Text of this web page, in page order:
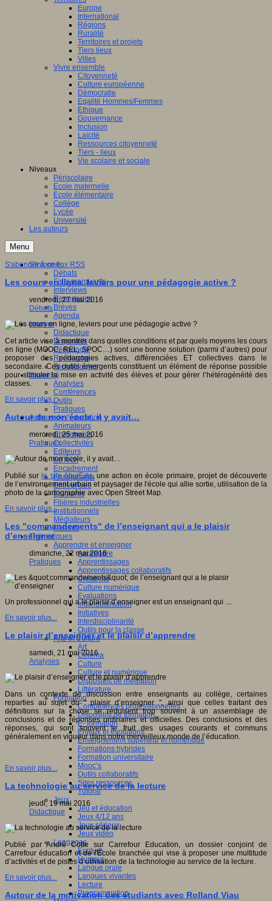
Europe
International
Régions
Ruralité
Territoires et projets
Tiers lieux
Villes
Vivre ensemble
Citoyenneté
Culture européenne
Démocratie
Egalité Hommes/Femmes
Ethique
Gouvernance
Inclusion
Laïcité
Ressources citoyenneté
Tiers - lieux
Vie scolaire et sociale
Niveaux
Périscolaire
Ecole maternelle
Ecole élémentaire
Collège
Lycée
Université
Les auteurs
Menu
S'informer
Débats
Faits marquants
Interviews
Reportages
Brèves
Agenda
Innover
Didactique
Dispositifs
Pédagogie
Recherche
Technologies
Savoir(s)
Analyses
Conférences
Outils
Pratiques
Acteurs de l'éducation
Animateurs
Chercheurs
Collectivités
Editeurs
EdTech
Encadrement
Enseignants
Entreprises
Etudiants
Filières industrielles
Institutionnels
Médiateurs
Parents
Thématiques
Apprendre et enseigner
Apprendre
Apprentissages
Apprentissages collaboratifs
Créativité
Culture numérique
Evaluations
Individualisation
Initiatives
Interdisciplinarité
Outils pour la classe
Arts et Culture
Art
Cinéma
Culture
Culture et numérique
Dispositifs de médiation
Littérature
Formation
Compétences professionnelles
Dispositifs de formation
E- formation
Enjeux et évolutions
Enseignement supérieur et numérique
Formations hybrides
Formation universitaire
Mooc’s
Outils collaboratifs
Sites ressources
Tutorat
Jeux
Jeu et éducation
Jeux 4/12 ans
Jeux sérieux
Jeux vidéo
Langages
Ecriture
Humour
Langue orale
Langues vivantes
Lecture
Programmation
S'abonner à ce flux RSS
Les cours en ligne, leviers pour une pédagogie active ?
vendredi, 27 mai 2016
Débats
Cet article vise à montrer dans quelles conditions et par quels moyens les cours
en ligne (MOOC, REL, SPOC…) sont une bonne solution (parmi d’autres) pour
proposer des pédagogies actives, différenciées ET collectives dans le
secondaire. Ces outils émergents constituent un élément de réponse possible
pour stimuler la mise en activité des élèves et pour gérer l’hétérogénéité des
classes.
En savoir plus...
Autour de mon école, il y avait…
mercredi, 25 mai 2016
Pratiques
Publié sur le site AbulEdu, une action en école primaire, projet de découverte
de l’environnement urbain et paysager de l'école qui allie sortie, utilisation de la
photo de la cartographie avec Open Street Map.
En savoir plus...
Les "commandements" de l’enseignant qui a le plaisir
d’enseigner
dimanche, 22 mai 2016
Pratiques
Un professionnel qui a le plaisir d’enseigner est un enseignant qui ....
En savoir plus...
Le plaisir d’enseigner et le plaisir d’apprendre
samedi, 21 mai 2016
Analyses
Dans un contexte de discussion entre enseignants au collège, certaines
reparties au sujet du " plaisir d’enseigner ", ainsi que celles traitant des
définitions sur la chose se réduisent trop souvent à un assemblage de
conclusions et de réponses ordinaires et officielles. Des conclusions et des
réponses, qui sont souvent le fruit des usages courants et communs
généralement en vigueur dans notre merveilleux monde de l’éducation.
En savoir plus...
La technologie au service de la lecture
jeudi, 19 mai 2016
Didactique
Publié par André Cotte sur Carrefour Education, un dossier conjoint de
Carrefour éducation et de l'École branchée qui vise à proposer une multitude
d’activités et de pistes d’utilisation de la technologie au service de la lecture.
En savoir plus...
Autour de la motivation des étudiants avec Rolland Viau